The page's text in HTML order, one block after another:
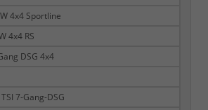
4x4 Sportline
4x4 RS
DSG 4x4
7-Gang-DSG